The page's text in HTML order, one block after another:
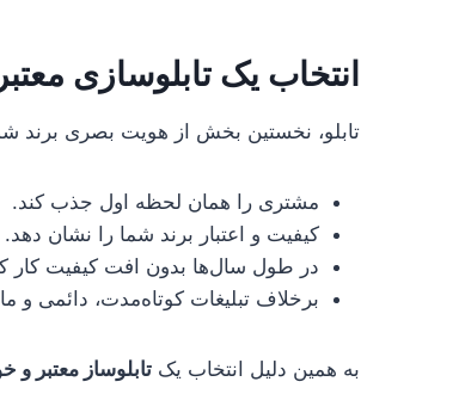
انتخاب یک تابلوسازی
تابلو، نخستین بخش از هویت بصری برند
مشتری را همان لحظه اول جذب کند.
کیفیت و اعتبار برند شما را نشان دهد.
در طول سال‌ها بدون افت کیفیت کار
برخلاف تبلیغات کوتاه‌مدت، دائمی و
به همین دلیل انتخاب یک تابلوساز معتبر